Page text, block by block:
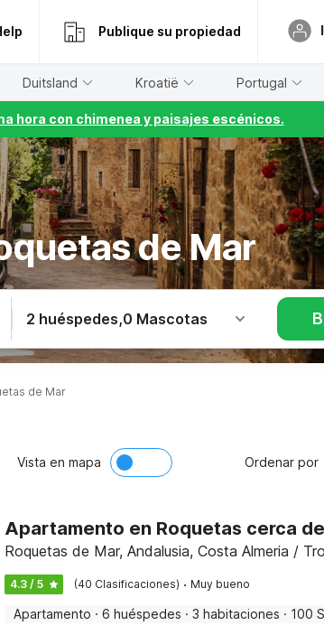
Publique su propiedad
Duitsland Kroatië Portugal
hora con chimenea y paisajes escénicos.
de Mar
2 huéspedes,0 Mascotas
de Mar
Vista en mapa Ordenar por
Apartamento en Roquetas cerca
Roquetas de Mar, Andalusia, Costa Almeria /
4.3 / 5 (40 Clasificaciones) · Muy bueno
Apartamento · 6 huéspedes · 3 habitaciones · 100